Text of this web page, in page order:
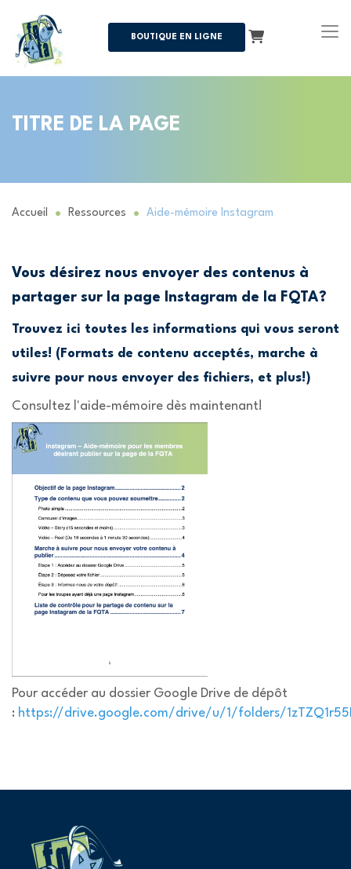
BOUTIQUE EN LIGNE Panier
TITRE DE LA PAGE
Accueil Ressources Aide-mémoire Instagram
Vous désirez nous envoyer des contenus à
partager sur la page Instagram de la FQTA?
Trouvez ici toutes les informations qui vous seront
utiles! (Formats de contenu acceptés, marche à
suivre pour nous envoyer des fichiers, et plus!)
Consultez l'aide-mémoire dès maintenant!
Pour accéder au dossier Google Drive de dépôt
: https://drive.google.com/drive/u/1/folders/